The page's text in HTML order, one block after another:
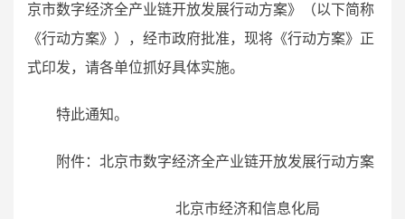
京市数字经济全产业链开放发展行动方案》（以下简称
《行动方案》），经市政府批准，现将《行动方案》正
式印发，请各单位抓好具体实施。
特此通知。
附件：北京市数字经济全产业链开放发展行动方案
北京市经济和信息化局